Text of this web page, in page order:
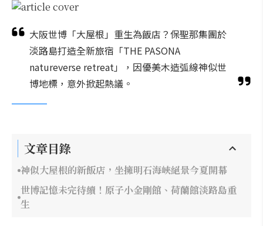
大阪世博「大屋根」重生為飯店？保聖那集團於
淡路島打造全新旅宿「THE PASONA
natureverse retreat」，因優美木造弧線神似世
博地標，意外掀起熱議。
文章目錄
神似大屋根的新飯店，坐擁明石海峽絕景今夏開幕
世博記憶未完待續！原子小金剛館、荷蘭館淡路島重
生